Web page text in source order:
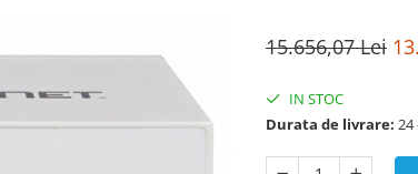
15.656,07 Lei
IN STOC
Durata de livrare: 24